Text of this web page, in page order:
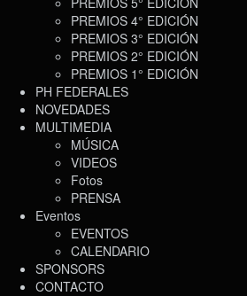
PREMIOS 4° EDICIÓN
PREMIOS 3° EDICIÓN
PREMIOS 2° EDICIÓN
PREMIOS 1° EDICIÓN
PH FEDERALES
NOVEDADES
MULTIMEDIA
MÚSICA
VIDEOS
Fotos
PRENSA
Eventos
EVENTOS
CALENDARIO
SPONSORS
CONTACTO